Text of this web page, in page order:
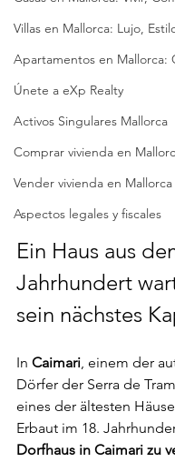
Villas en Mallorca: Lujo,
Apartamentos en Mallorca:
Únete a eXp Realty
Activos Singulares Mallorca
Comprar vivienda en
Vender vivienda en Mallorca
Aspectos legales y fiscales
Ein Haus aus
Jahrhundert
sein nächstes
In Caimari, einem der
Dörfer der Serra de
eines der ältesten
Erbaut im 18.
Dorfhaus in Caimari zu